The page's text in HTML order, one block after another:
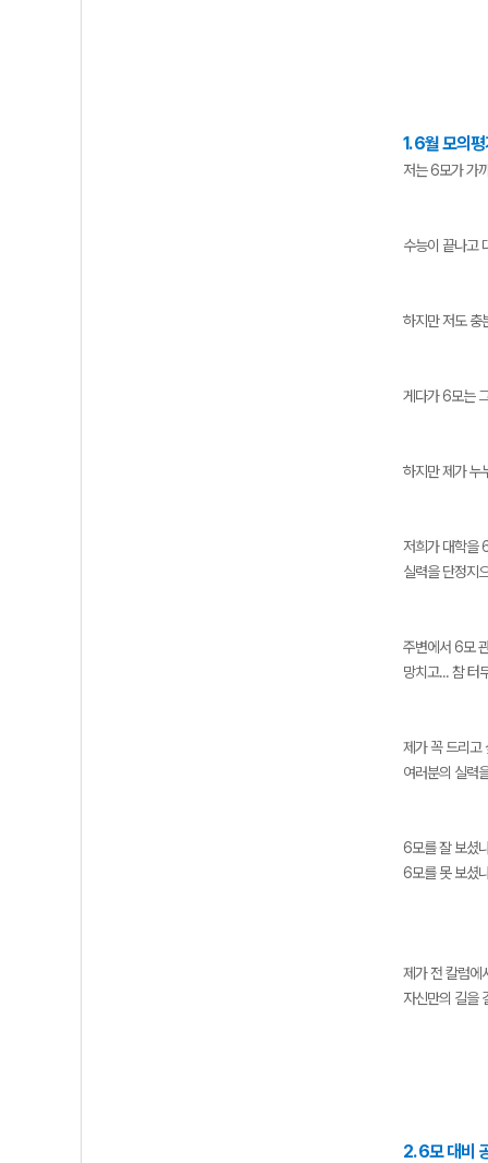
1. 6월 모의
저는 6모가 가
수능이 끝나고
하지만 저도 충
게다가 6모는
하지만 제가 누
저희가 대학을
실력을 단정지
주변에서 6모
망치고... 참 터
제가 꼭 드리고
여러분의 실력
6모를 잘 보셨
6모를 못 보셨
제가 전 칼럼에
자신만의 길을
2. 6모 대비